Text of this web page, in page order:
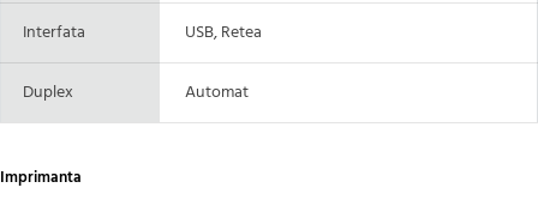
Interfata USB, Retea
Duplex Automat
Imprimanta